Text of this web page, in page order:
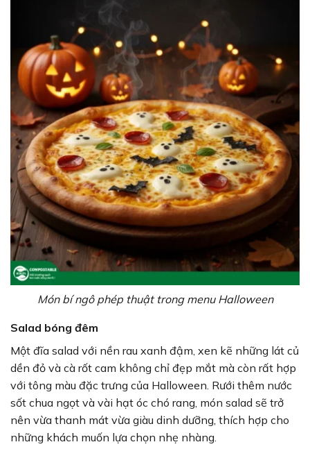
Món bí ngô phép thuật trong menu Halloween
Salad bóng đêm
Một đĩa salad với nền rau xanh đậm, xen kẽ những lát củ
dền đỏ và cà rốt cam không chỉ đẹp mắt mà còn rất hợp
với tông màu đặc trưng của Halloween. Rưới thêm nước
sốt chua ngọt và vài hạt óc chó rang, món salad sẽ trở
nên vừa thanh mát vừa giàu dinh dưỡng, thích hợp cho
những khách muốn lựa chọn nhẹ nhàng.